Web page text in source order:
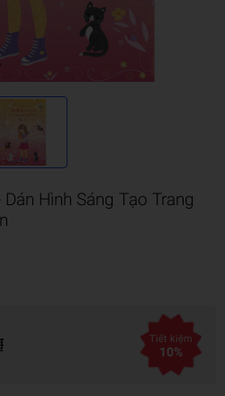
Hình Sáng Tạo Trang
Tiết kiệm
10%